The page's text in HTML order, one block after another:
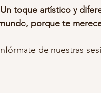
y niñas fotos en caballo
porque te
de nuestras